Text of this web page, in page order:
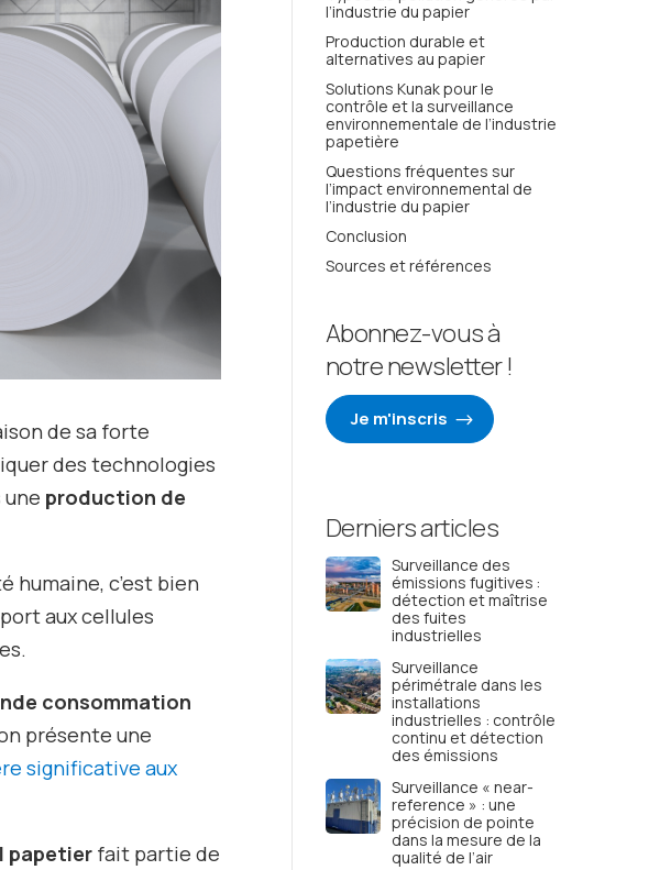
de sa forte
des technologies
production de
humaine, c’est bien
aux cellules
consommation
présente une
significative aux
papetier fait partie de
l’industrie du papier
Production durable et
alternatives au papier
Solutions Kunak pour le
contrôle et la surveillance
environnementale de l’industrie
papetière
Questions fréquentes sur
l’impact environnemental de
l’industrie du papier
Conclusion
Sources et références
Abonnez-vous à
notre newsletter !
Je m'inscris
Derniers articles
Surveillance des
émissions fugitives :
détection et maîtrise
des fuites
industrielles
Surveillance
périmétrale dans les
installations
industrielles : contrôle
continu et détection
des émissions
Surveillance « near-
reference » : une
précision de pointe
dans la mesure de la
qualité de l’air